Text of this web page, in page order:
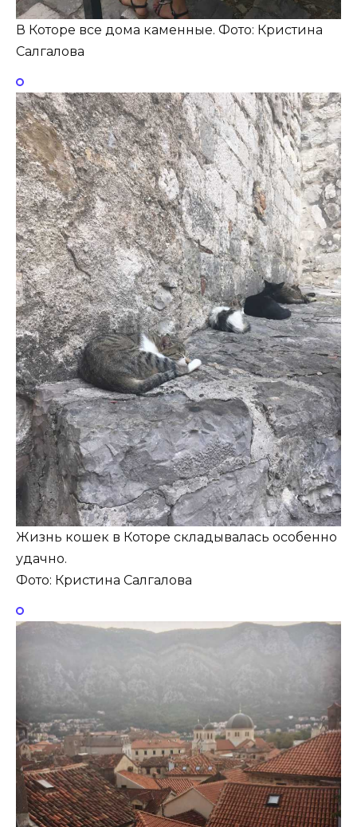
В Которе все дома каменные. Фото: Кристина
Салгалова
Жизнь кошек в Которе складывалась особенно
удачно.
Фото: Кристина Салгалова